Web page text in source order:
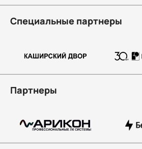
Специальные партнеры
Партнеры